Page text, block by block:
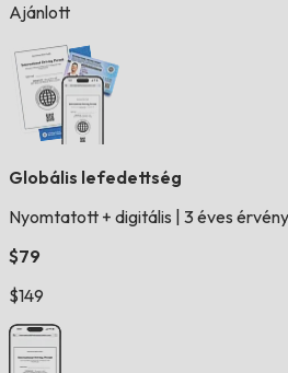
Ajánlott
Globális lefedettség
Nyomtatott + digitális 3 éves
$79
$149